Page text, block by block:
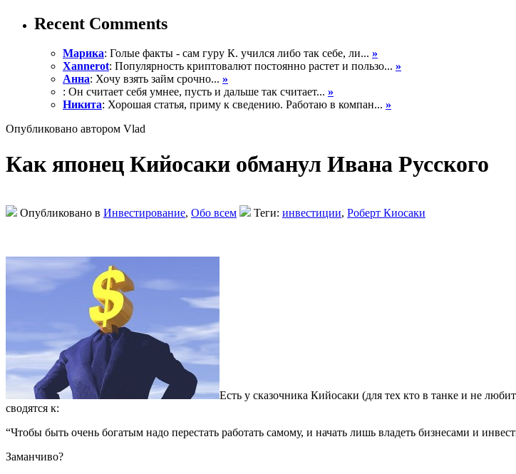
Recent Comments
Марика: Голые факты - сам гуру К. учился либо так себе, ли... »
Xannerot: Популярность криптовалют постоянно растет и пользо... »
Анна: Хочу взять займ срочно... »
: Он считает себя умнее, пусть и дальше так считает... »
Никита: Хорошая статья, приму к сведению. Работаю в компан... »
Опубликовано автором Vlad
Как японец Кийосаки обманул Ивана Русского
Опубликовано в Инвестирование, Обо всем Теги: инвестиции, Роберт Киосаки
Есть у сказочника Кийосаки (для тех кто в танке и не
сводятся к:
“Чтобы быть очень богатым надо перестать работать самому, и начать лишь владеть бизнесами и
Заманчиво?